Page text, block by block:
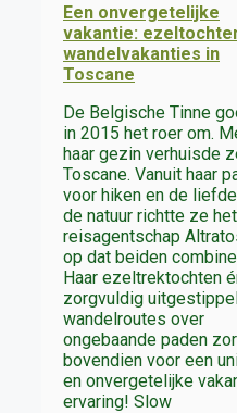
Een onvergetelijke
vakantie:
wandelvakanties in
Toscane
De Belgische Tinne
in 2015 het roer om.
haar gezin verhuisde
Toscane. Vanuit haar
voor hiken en de
de natuur richtte ze het
reisagentschap
op dat beiden
Haar ezeltrektochten
zorgvuldig
wandelroutes over
ongebaande paden
bovendien voor een
en onvergetelijke
ervaring! Slow